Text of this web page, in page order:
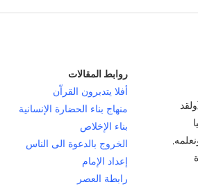
روابط المقالات
أفلا يتدبرون القراّن
منهاج بناء الحضارة الإنسانية
بناء الإخلاص
الخروج بالدعوة الى الناس
إعداد الإمام
رابطة العصر